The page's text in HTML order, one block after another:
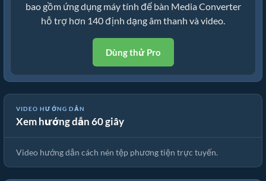
bao gồm ứng dụng máy tính để bàn Media Converter
hỗ trợ hơn 140 định dạng âm thanh và video.
Dùng thử Pro
VIDEO HƯỚNG DẪN
Xem hướng dẫn 60 giây
🎵 Cách Nén Tệp Phương Tiện Trực Tuyến Miễn Phí
Video hướng dẫn cách nén tệp phương tiện trực tuyến.